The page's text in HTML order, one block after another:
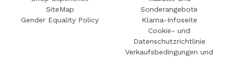
SiteMap
Gender Equality Policy
Sonderangebote
Klarna-Infoseite
Cookie- und
Datenschutzrichtlinie
Verkaufsbedingungen und